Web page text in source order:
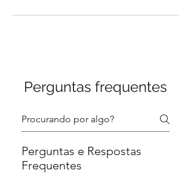
Perguntas frequentes
Perguntas e Respostas
Frequentes